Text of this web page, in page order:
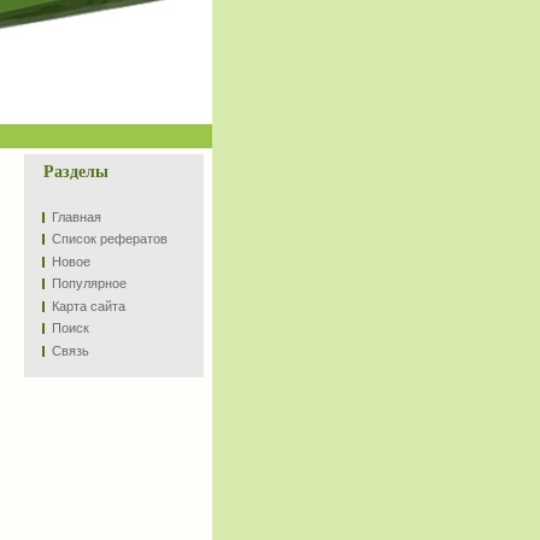
Разделы
Главная
Список рефератов
Новое
Популярное
Карта сайта
Поиск
Связь